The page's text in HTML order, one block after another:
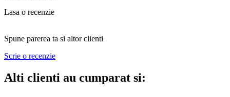
Lasa o recenzie
Spune parerea ta si altor clienti
Scrie o recenzie
Alti clienti au cumparat si: